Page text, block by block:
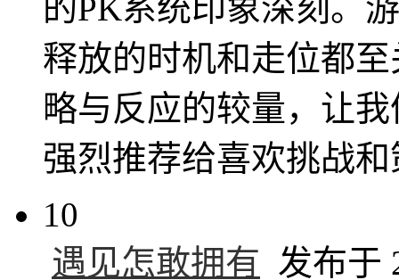
的PK系统印象深刻。
释放的时机和走位都
略与反应的较量，让
强烈推荐给喜欢挑战
10
遇见怎敢拥有 发布于